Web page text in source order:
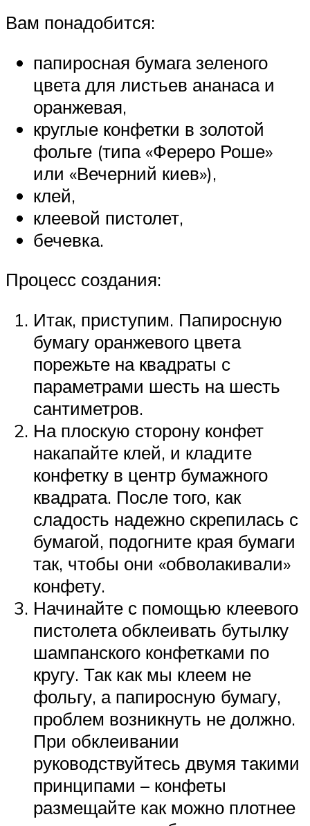
Вам понадобится:
папиросная бумага зеленого
цвета для листьев ананаса и
оранжевая,
круглые конфетки в золотой
фольге (типа «Фереро Роше»
или «Вечерний киев»),
клей,
клеевой пистолет,
бечевка.
Процесс создания:
Итак, приступим. Папиросную
бумагу оранжевого цвета
порежьте на квадраты с
параметрами шесть на шесть
сантиметров.
На плоскую сторону конфет
накапайте клей, и кладите
конфетку в центр бумажного
квадрата. После того, как
сладость надежно скрепилась с
бумагой, подогните края бумаги
так, чтобы они «обволакивали»
конфету.
Начинайте с помощью клеевого
пистолета обклеивать бутылку
шампанского конфетками по
кругу. Так как мы клеем не
фольгу, а папиросную бумагу,
проблем возникнуть не должно.
При обклеивании
руководствуйтесь двумя такими
принципами – конфеты
размещайте как можно плотнее